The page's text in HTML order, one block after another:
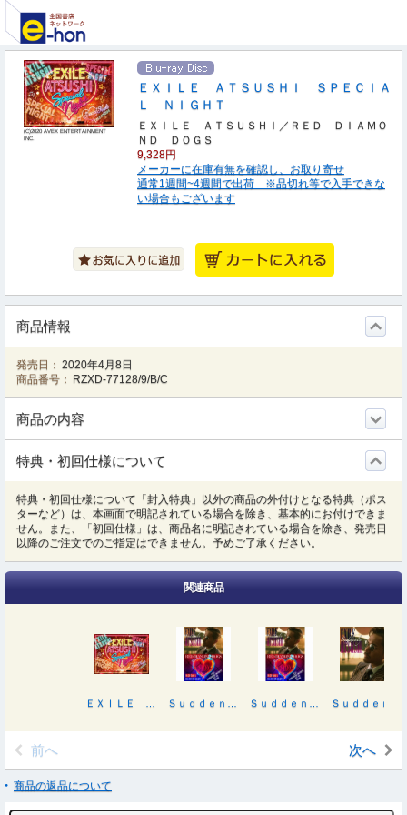
(C)2020 AVEX ENTERTAINMENT
INC.
ＥＸＩＬＥ ＡＴＳＵＳＨＩ ＳＰＥＣＩＡ
Ｌ ＮＩＧＨＴ
ＥＸＩＬＥ ＡＴＳＵＳＨＩ／ＲＥＤ ＤＩＡＭＯ
ＮＤ ＤＯＧＳ
9,328円
メーカーに在庫有無を確認し、お取り寄せ
通常1週間~4週間で出荷 ※品切れ等で入手できな
い場合もございます
商品情報
発売日： 2020年4月8日
商品番号：
RZXD-77128/9/B/C
商品の内容
特典・初回仕様について
特典・初回仕様について「封入特典」以外の商品の外付けとなる特典（ポス
ターなど）は、本画面で明記されている場合を除き、基本的にお付けできま
せん。また、「初回仕様」は、商品名に明記されている場合を除き、発売日
以降のご注文でのご指定はできません。予めご了承ください。
関連商品
前へ 次へ
商品の返品について